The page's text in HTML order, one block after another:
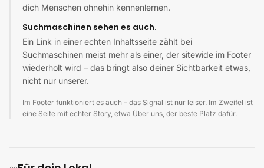
dich Menschen ohnehin kennenlernen.
Suchmaschinen sehen es auch.
Ein Link in einer echten Inhaltsseite zählt bei
Suchmaschinen meist mehr als einer, der sitewide im Footer
wiederholt wird – das bringt also deiner Sichtbarkeit etwas,
nicht nur unserer.
Im Footer funktioniert es auch – das Signal ist nur leiser. Im Zweifel ist
eine Seite mit echter Story, etwa Über uns, der beste Platz dafür.